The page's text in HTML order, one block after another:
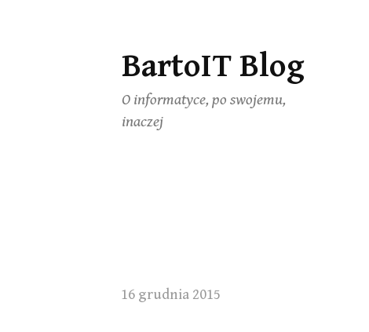
Skip
to
content
BartoIT Blog
O informatyce, po swojemu,
inaczej
16 grudnia 2015